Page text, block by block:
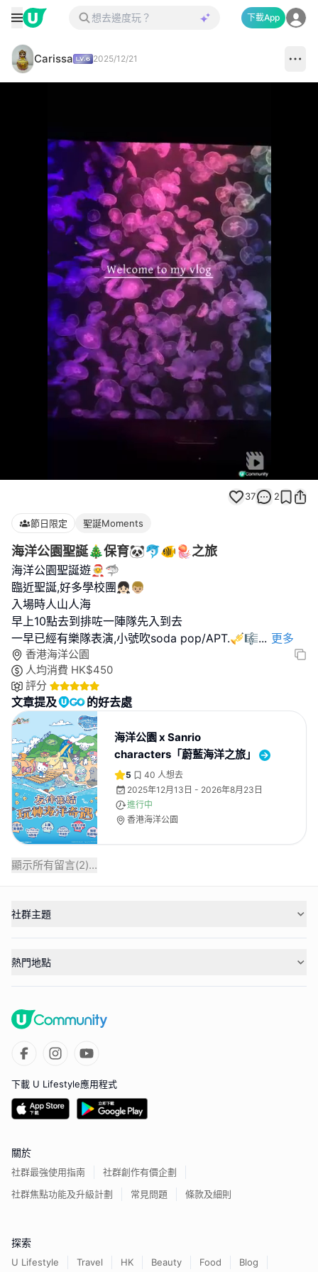
下載App
Carissa 2025/12/21
100.00%
37 2
節日限定 聖誕Moments
海洋公園聖誕🎄保育🐼🐬🐠🪼之旅
海洋公園聖誕遊🧑‍🎄🦈
臨近聖誕,好多學校團👧🏻👦🏼
入場時人山人海
早上10點去到排咗一陣隊先入到去
一早已經有樂隊表演,小號吹soda pop/APT.🎺🎼... 更多
香港海洋公園
人均消費 HK$450
評分
文章提及 的好去處
海洋公園 x Sanrio
characters「蔚藍海洋之旅」
5 40 人想去
2025年12月13日 - 2026年8月23日
進行中
香港海洋公園
顯示所有留言(2)...
社群主題
熱門地點
下載 U Lifestyle應用程式
關於
社群最強使用指南
社群創作有價企劃
社群焦點功能及升級計劃
常見問題 條款及細則
探索
U Lifestyle Travel HK Beauty Food Blog